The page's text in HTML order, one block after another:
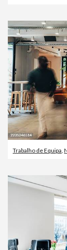
Trabalho de Equipa,